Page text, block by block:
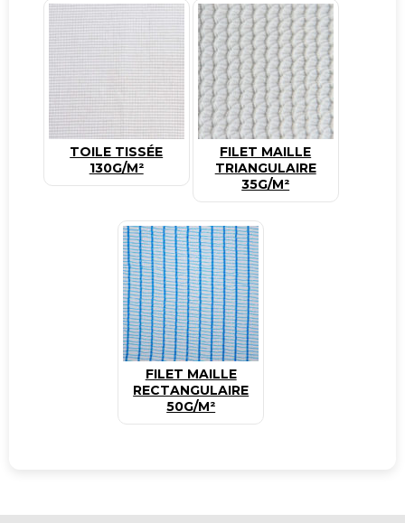
TOILE TISSÉE
130G/M²
FILET MAILLE
TRIANGULAIRE
35G/M²
FILET MAILLE
RECTANGULAIRE
50G/M²